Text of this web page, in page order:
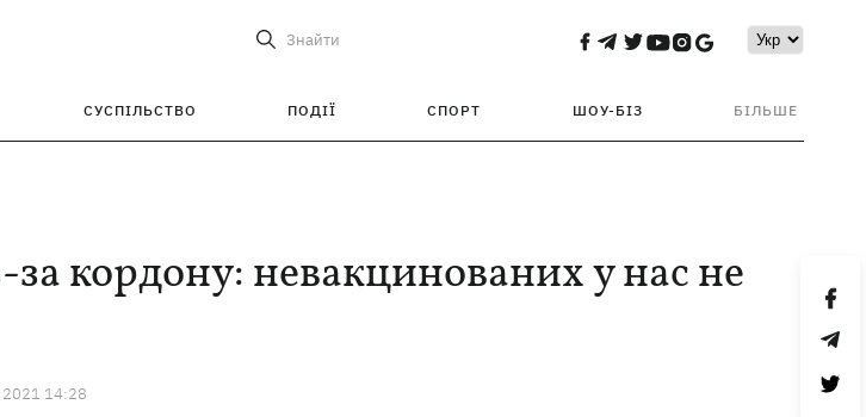
Знайти
СУСПІЛЬСТВО ПОДІЇ СПОРТ ШОУ-БІЗ БІЛЬШЕ
кордону: невакцинованих у нас не
14:28